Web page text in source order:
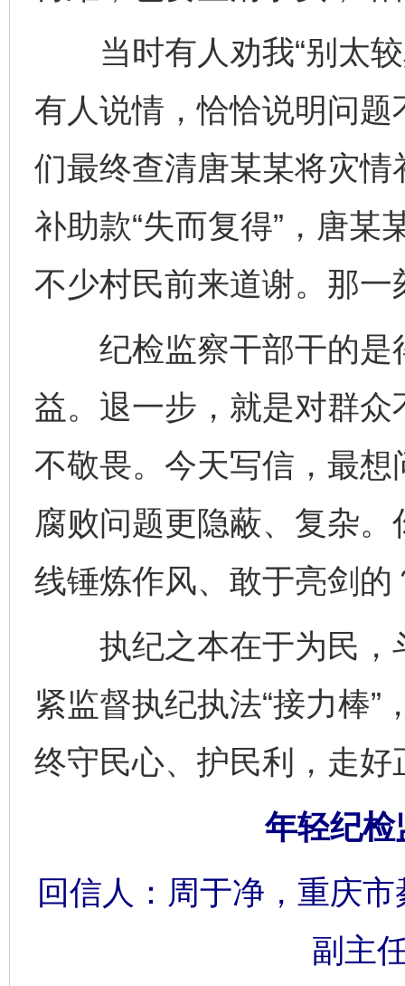
当时有人劝我“别太较
有人说情，恰恰说明问
们最终查清唐某某将灾
补助款“失而复得”，唐某
不少村民前来道谢。那
纪检监察干部干的是
益。退一步，就是对群
不敬畏。今天写信，最
腐败问题更隐蔽、复杂
线锤炼作风、敢于亮剑的
执纪之本在于为民，
紧监督执纪执法“接力棒”
终守民心、护民利，走
年轻纪检
回信人：周于净，重庆
副主